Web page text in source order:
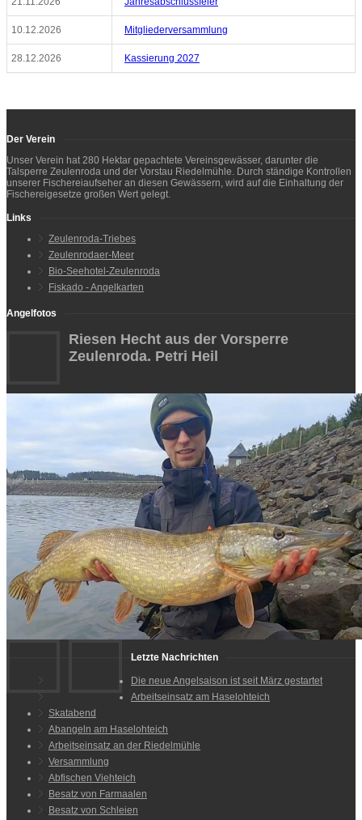
10.12.2026 Mitgliederversammlung
28.12.2026 Kassierung 2027
Der Verein
Unser Verein hat 280 Hektar gepachtete Vereinsgewässer, darunter die
Talsperre Zeulenroda und der Vorstau Riedelmühle. Durch ständige Kontrollen
unserer Fischereiaufseher an diesen Gewässern, wird auf die Einhaltung der
Fischereigesetze großen Wert gelegt.
Links
Zeulenroda-Triebes
Zeulenrodaer-Meer
Bio-Seehotel-Zeulenroda
Fiskado - Angelkarten
Angelfotos
Riesen Hecht aus der Vorsperre
Zeulenroda. Petri Heil
Letzte Nachrichten
Die neue Angelsaison ist seit März gestartet
Arbeitseinsatz am Haselohteich
Skatabend
Abangeln am Haselohteich
Arbeitseinsatz an der Riedelmühle
Versammlung
Abfischen Viehteich
Besatz von Farmaalen
Besatz von Schleien